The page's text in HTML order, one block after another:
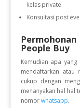
kelas private.
Konsultasi post
People Buy
Kemudian apa
mendaftarkan atau
cukup dengan
menanyakan hal hal
nomor whatsapp.